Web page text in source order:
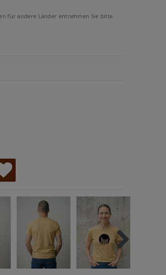
für andere Länder entnehmen Sie bitte